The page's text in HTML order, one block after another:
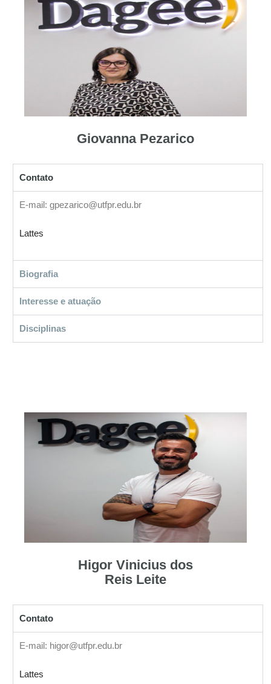
Giovanna Pezarico
Contato
E-mail: gpezarico@utfpr.edu.br
Lattes
Biografia
Interesse e atuação
Disciplinas
Higor Vinicius dos
Reis Leite
Contato
E-mail: higor@utfpr.edu.br
Lattes